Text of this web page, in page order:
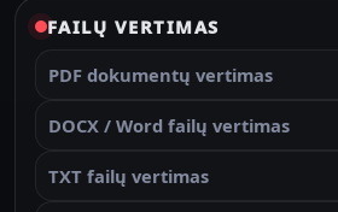
FAILŲ VERTIMAS
PDF dokumentų vertimas
DOCX / Word failų vertimas
TXT failų vertimas